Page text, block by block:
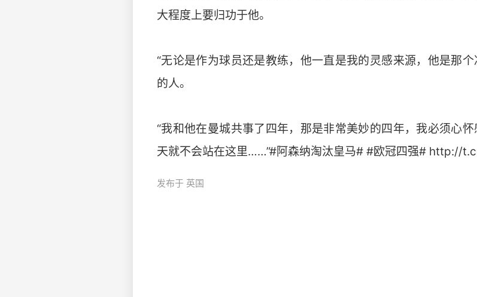
大程度上要归功于他。
“无论是作为球员还是教练，他一直是我的灵感来源，他是那
的人。
“我和他在曼城共事了四年，那是非常美妙的四年，我必须心
天就不会站在这里……”#阿森纳淘汰皇马# #欧冠四强# http://
发布于 英国